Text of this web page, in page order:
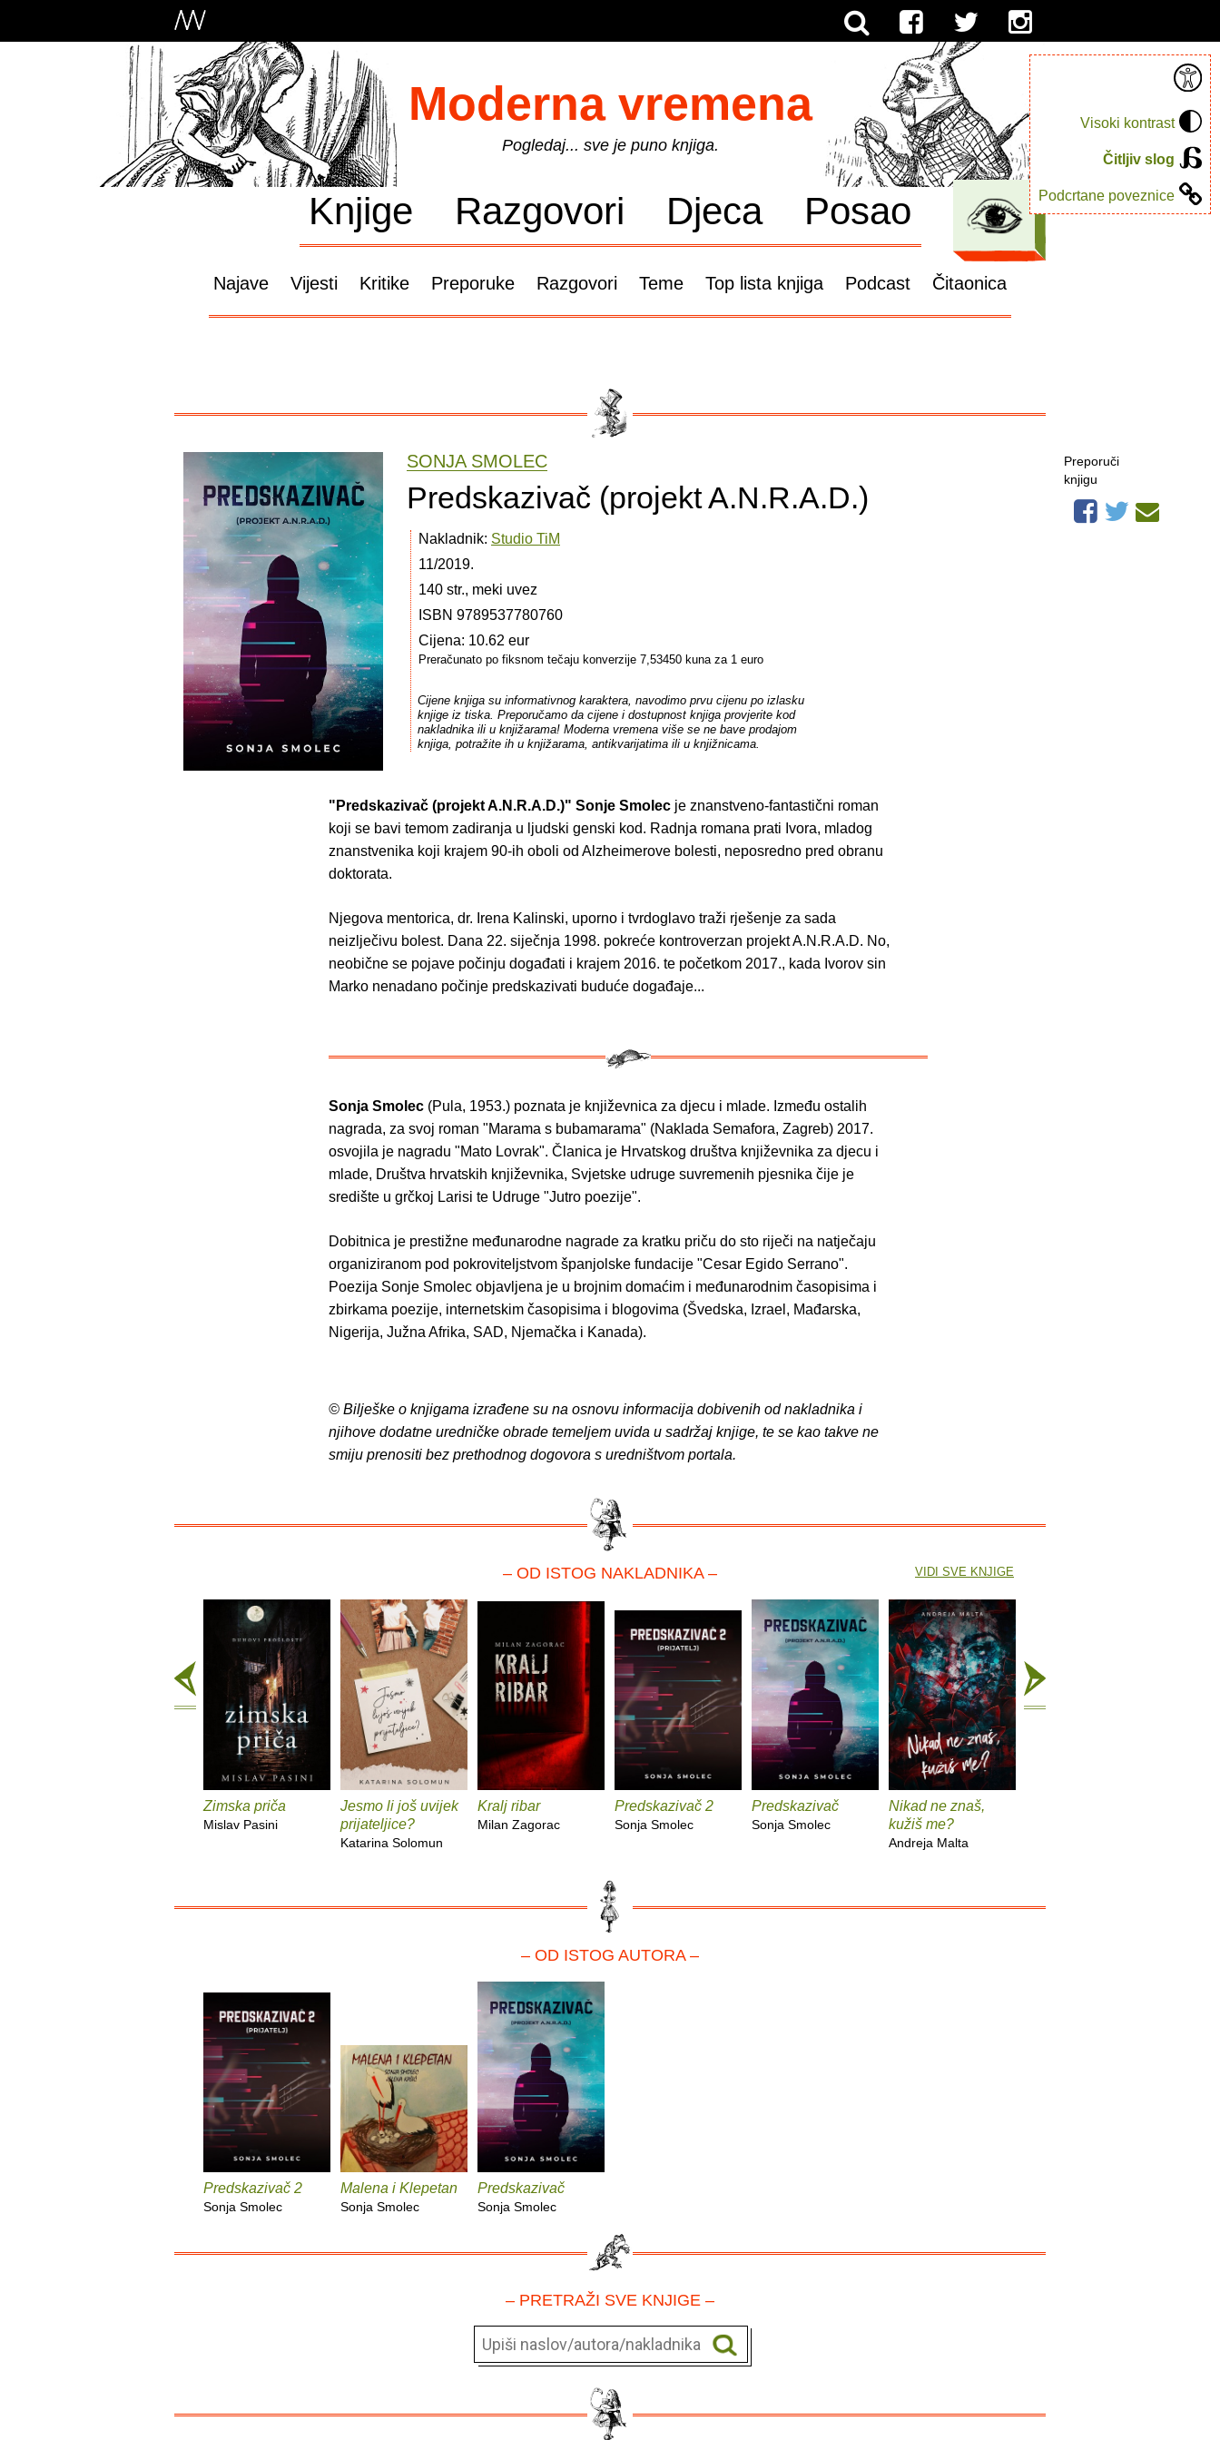
Visoki kontrast
Čitljiv slog
Podcrtane poveznice
Moderna vremena
Pogledaj... sve je puno knjiga.
Knjige Razgovori Djeca Posao
Najave Vijesti Kritike Preporuke Razgovori Teme Top lista knjiga Podcast Čitaonica
SONJA SMOLEC
Predskazivač (projekt A.N.R.A.D.)
Nakladnik: Studio TiM
11/2019.
140 str., meki uvez
ISBN 9789537780760
Cijena: 10.62 eur
Preračunato po fiksnom tečaju konverzije 7,53450 kuna za 1 euro
Cijene knjiga su informativnog karaktera, navodimo prvu cijenu po izlasku
knjige iz tiska. Preporučamo da cijene i dostupnost knjiga provjerite kod
nakladnika ili u knjižarama! Moderna vremena više se ne bave prodajom
knjiga, potražite ih u knjižarama, antikvarijatima ili u knjižnicama.
"Predskazivač (projekt A.N.R.A.D.)" Sonje Smolec je znanstveno-fantastični roman
koji se bavi temom zadiranja u ljudski genski kod. Radnja romana prati Ivora, mladog
znanstvenika koji krajem 90-ih oboli od Alzheimerove bolesti, neposredno pred obranu
doktorata.
Njegova mentorica, dr. Irena Kalinski, uporno i tvrdoglavo traži rješenje za sada
neizlječivu bolest. Dana 22. siječnja 1998. pokreće kontroverzan projekt A.N.R.A.D. No,
neobične se pojave počinju događati i krajem 2016. te početkom 2017., kada Ivorov sin
Marko nenadano počinje predskazivati buduće događaje...
Sonja Smolec (Pula, 1953.) poznata je književnica za djecu i mlade. Između ostalih
nagrada, za svoj roman "Marama s bubamarama" (Naklada Semafora, Zagreb) 2017.
osvojila je nagradu "Mato Lovrak". Članica je Hrvatskog društva književnika za djecu i
mlade, Društva hrvatskih književnika, Svjetske udruge suvremenih pjesnika čije je
središte u grčkoj Larisi te Udruge "Jutro poezije".
Dobitnica je prestižne međunarodne nagrade za kratku priču do sto riječi na natječaju
organiziranom pod pokroviteljstvom španjolske fundacije "Cesar Egido Serrano".
Poezija Sonje Smolec objavljena je u brojnim domaćim i međunarodnim časopisima i
zbirkama poezije, internetskim časopisima i blogovima (Švedska, Izrael, Mađarska,
Nigerija, Južna Afrika, SAD, Njemačka i Kanada).
© Bilješke o knjigama izrađene su na osnovu informacija dobivenih od nakladnika i
njihove dodatne uredničke obrade temeljem uvida u sadržaj knjige, te se kao takve ne
smiju prenositi bez prethodnog dogovora s uredništvom portala.
Preporuči
knjigu
– OD ISTOG NAKLADNIKA –
Zimska priča
Mislav Pasini
Jesmo li još uvijek
prijateljice?
Katarina Solomun
Kralj ribar
Milan Zagorac
Predskazivač 2
Sonja Smolec
Predskazivač
Sonja Smolec
Nikad ne znaš,
kužiš me?
Andreja Malta
VIDI SVE KNJIGE
– OD ISTOG AUTORA –
Predskazivač 2
Sonja Smolec
Malena i Klepetan
Sonja Smolec
Predskazivač
Sonja Smolec
– PRETRAŽI SVE KNJIGE –